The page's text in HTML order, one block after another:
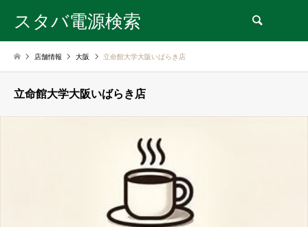
スタバ電源検索
店舗情報 大阪 立命館大学大阪いばらき店
立命館大学大阪いばらき店